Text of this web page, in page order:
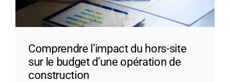
Comprendre l’impact du hors-site
sur le budget d’une opération de
construction